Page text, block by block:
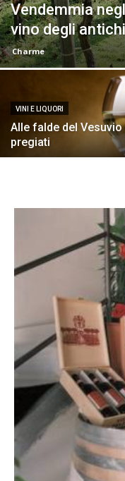
Vendemmia
vino degli
Charme
VINI E LIQUORI
Alle falde del
pregiati